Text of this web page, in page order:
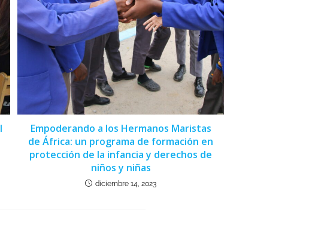
Empoderando a los Hermanos Maristas
de África: un programa de formación en
protección de la infancia y derechos de
niños y niñas
diciembre 14, 2023